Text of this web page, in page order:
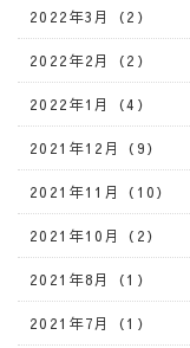
2022年3月（2）
2022年2月（2）
2022年1月（4）
2021年12月（9）
2021年11月（10）
2021年10月（2）
2021年8月（1）
2021年7月（1）